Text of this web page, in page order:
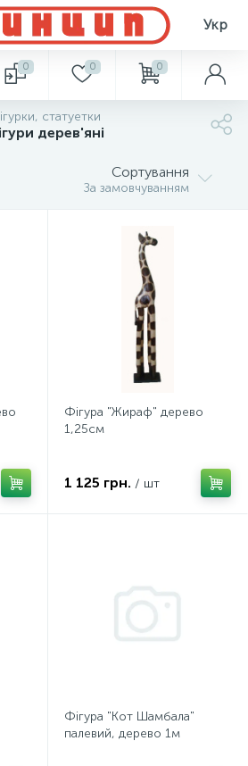
Укр
0 0 0
статуетки
дерев'яні
Сортування
За замовчуванням
Фігура "Жираф" дерево
1,25см
1 125 грн. / шт
Фігура "Кот Шамбала"
палевий, дерево 1м